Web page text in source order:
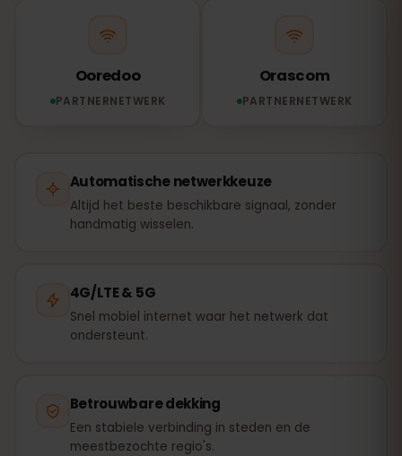
Ooredoo
PARTNERNETWERK
Orascom
PARTNERNETWERK
Automatische netwerkkeuze
Altijd het beste beschikbare signaal, zonder
handmatig wisselen.
4G/LTE & 5G
Snel mobiel internet waar het netwerk dat
ondersteunt.
Betrouwbare dekking
Een stabiele verbinding in steden en de
meestbezochte regio's.